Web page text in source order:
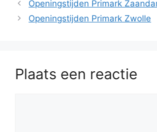
Openingstijden Primark
Openingstijden Primark Zwolle
Plaats een reactie